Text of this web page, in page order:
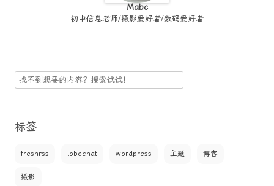
Mabc
初中信息老师/摄影爱好者/数码爱好者
搜
标签
freshrss lobechat wordpress 主题 博客
摄影